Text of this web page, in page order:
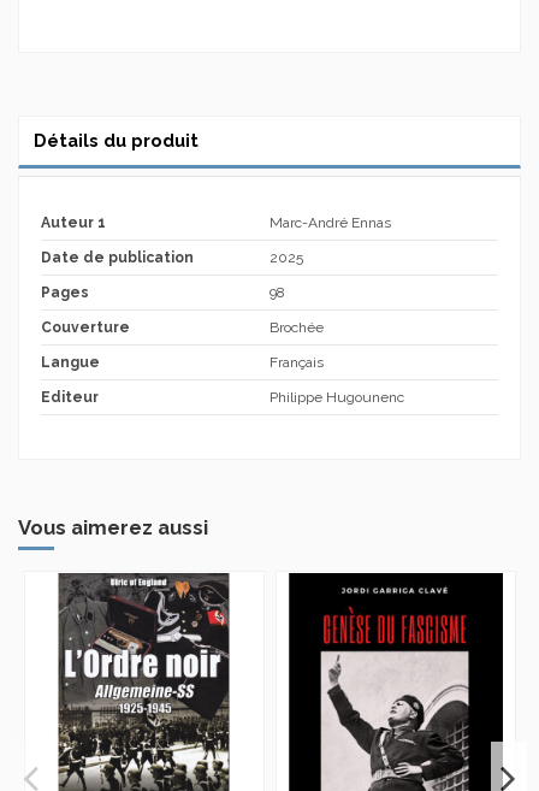
Détails du produit
Auteur 1 Marc-André Ennas
Date de publication 2025
Pages 98
Couverture Brochée
Langue Français
Editeur Philippe Hugounenc
Vous aimerez aussi